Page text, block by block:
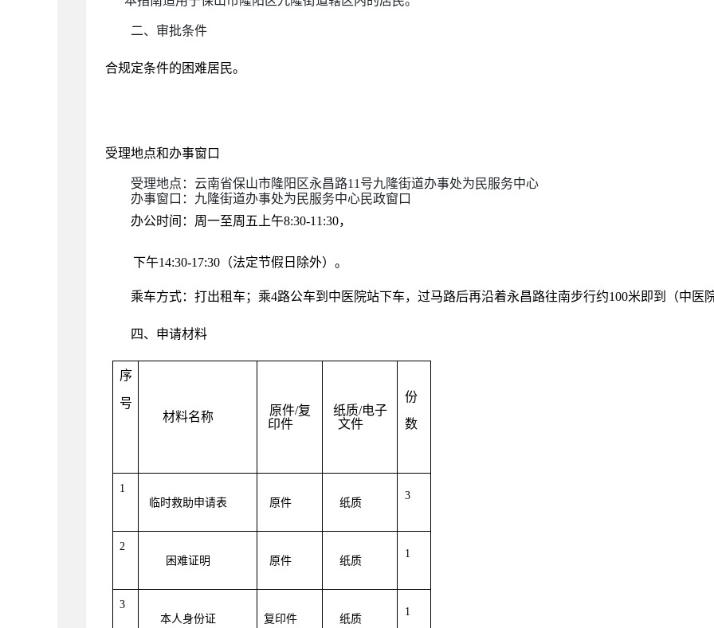
二、 审批条件
合规定条件的困难居民。
受理地点和办事窗口
受理地点： 云南省保山市隆阳区永昌路11号九隆街道办事处为民服务中心
办事窗口： 九隆街道办事处为民服务中心民政窗口
办公时间 ： 周一至周五上午8:30-11:30，
下午14:30-17:30（法定节假日除外）。
乘车方式：打出租车 ； 乘4路公车到中医院站下车， 过马路后再沿着永昌路往南步行约100米即到 （中医
四、申请材料
序
号
材料名称
原件/复
印件
纸质/电子
文件
份
数
1
临时救助申请表
原件 纸质
3
2
困难证明
原件 纸质
1
3
本人身份证
复印件 纸质
1